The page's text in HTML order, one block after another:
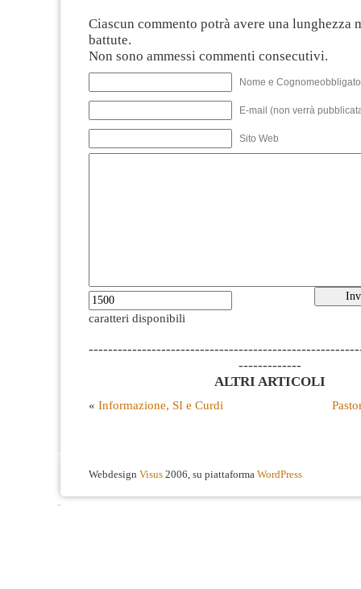
Ciascun commento potrà avere una lunghezza
battute.
Non sono ammessi commenti consecutivi.
Nome e
E-mail (non verrà
Sito Web
caratteri disponibili
-------------
ALTRI ARTICOLI
« Informazione, SI e Curdi
Webdesign Visus 2006, su piattaforma WordPress